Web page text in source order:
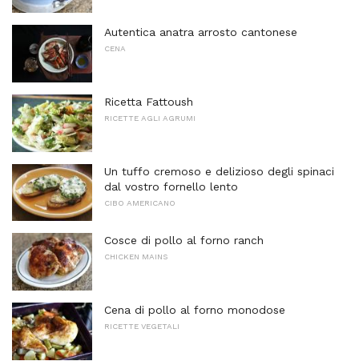
Autentica anatra arrosto cantonese
CENA
Ricetta Fattoush
RICETTE AGLI AGRUMI
Un tuffo cremoso e delizioso degli spinaci
dal vostro fornello lento
CIBO AMERICANO
Cosce di pollo al forno ranch
CHICKEN MAINS
Cena di pollo al forno monodose
RICETTE VEGETALI